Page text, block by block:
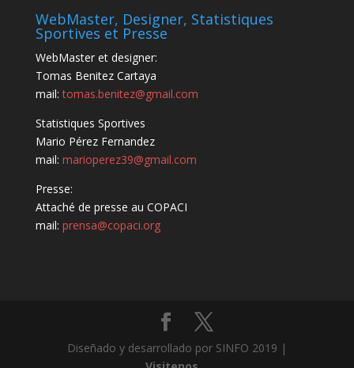
WebMaster, Designer, Statistiques
Sportives et Presse
WebMaster et designer:
Tomas Benitez Cartaya
mail:tomas.benitez@gmail.com
Statistiques Sportives
Mario Pérez Fernandez
mail: marioperez39@gmail.com
Presse:
Attaché de presse au COPACI
mail: prensa@copaci.org
Diseñado y desarrollado por SINFO 2019 |